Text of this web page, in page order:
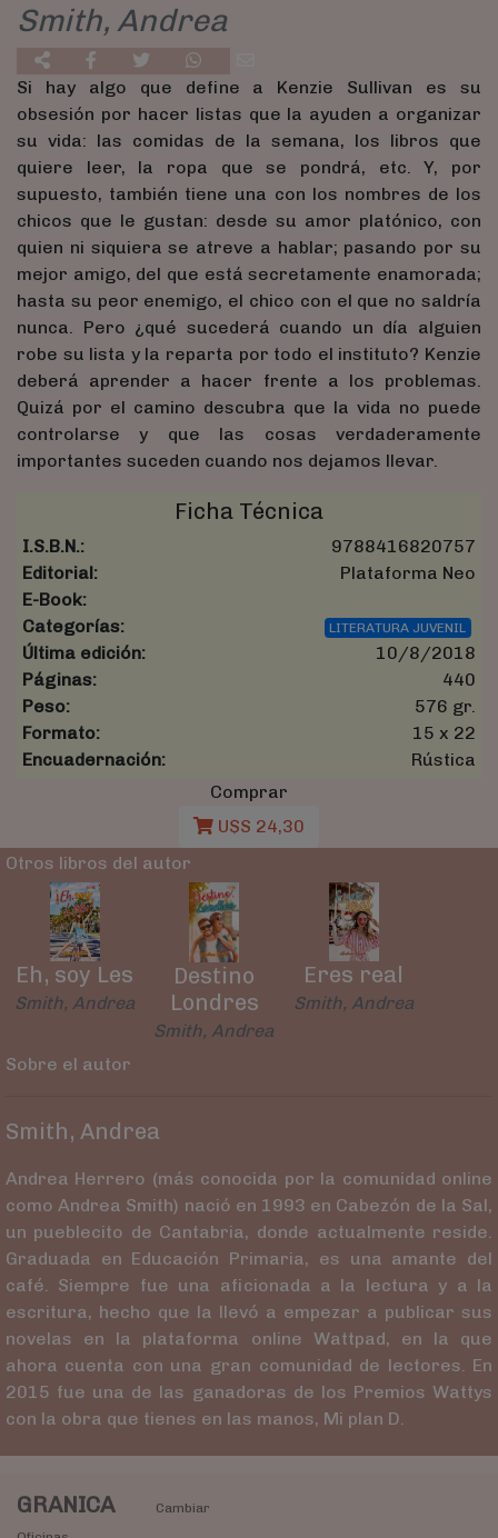
Smith, Andrea
Si hay algo que define a Kenzie Sullivan es su
obsesión por hacer listas que la ayuden a organizar
su vida: las comidas de la semana, los libros que
quiere leer, la ropa que se pondrá, etc. Y, por
supuesto, también tiene una con los nombres de los
chicos que le gustan: desde su amor platónico, con
quien ni siquiera se atreve a hablar; pasando por su
mejor amigo, del que está secretamente enamorada;
hasta su peor enemigo, el chico con el que no saldría
nunca. Pero ¿qué sucederá cuando un día alguien
robe su lista y la reparta por todo el instituto? Kenzie
deberá aprender a hacer frente a los problemas.
Quizá por el camino descubra que la vida no puede
controlarse y que las cosas verdaderamente
importantes suceden cuando nos dejamos llevar.
Ficha Técnica
I.S.B.N.:
9788416820757
Editorial:
Plataforma Neo
E-Book:
Categorías:
LITERATURA JUVENIL
Última edición:
10/8/2018
Páginas:
440
Peso:
576 gr.
Formato:
15 x 22
Encuadernación:
Rústica
Comprar
U$S 24,30
Otros libros del autor
Eh, soy Les
Smith, Andrea
Destino
Londres
Smith, Andrea
Eres real
Smith, Andrea
Sobre el autor
Smith, Andrea
Andrea Herrero (más conocida por la comunidad online
como Andrea Smith) nació en 1993 en Cabezón de la Sal,
un pueblecito de Cantabria, donde actualmente reside.
Graduada en Educación Primaria, es una amante del
café. Siempre fue una aficionada a la lectura y a la
escritura, hecho que la llevó a empezar a publicar sus
novelas en la plataforma online Wattpad, en la que
ahora cuenta con una gran comunidad de lectores. En
2015 fue una de las ganadoras de los Premios Wattys
con la obra que tienes en las manos, Mi plan D.
GRANICA
Cambiar